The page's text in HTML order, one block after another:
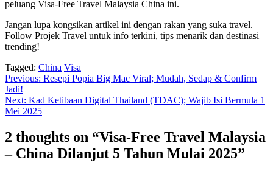
peluang Visa-Free Travel Malaysia China ini.
Jangan lupa kongsikan artikel ini dengan rakan yang suka travel.
Follow Projek Travel untuk info terkini, tips menarik dan destinasi
trending!
Tagged: China Visa
Post
navigation
Previous: Resepi Popia Big Mac Viral; Mudah, Sedap & Confirm
Jadi!
Next: Kad Ketibaan Digital Thailand (TDAC); Wajib Isi Bermula 1
Mei 2025
2 thoughts on “Visa-Free Travel Malaysia
– China Dilanjut 5 Tahun Mulai 2025”